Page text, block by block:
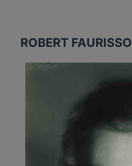
ROBERT